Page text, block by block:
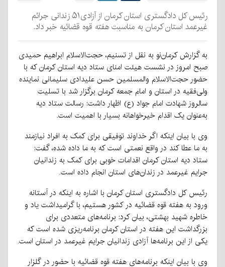
رئیس کل دادگستری استان کرمان از آزادی۵۱ زندانی جرائم
غیرعمد استان کرمان به مناسبت هفته قوه قضائیه خبر داد.
به گزارش کرمان‌نو به نقل از تسنیم، حجت‌الاسلام ابراهیم حمیدی
صبح امروز در نشست هیئت امنای ستاد دیه استان کرمان که با
حضور حجت‌الاسلام والمسلمین حسن علیدادی سلیمانی نماینده
ولی‌فقیه در استان و امام جمعه کرمان برگزار شد با تسلیت
سالروز شهادت امام جواد (ع) اظهار داشت: رسالت ستاد دیه
به‌عنوان یک اقدام خیرخواهانه بسیار با اهمیت است.
وی با بیان اینکه اگر خداوند توفیقی برای کمک به افراد نیازمند
به ما عطا کند در واقع نعمتی است که به ما داده شده، گفت:
ستاد دیه استان کرمان اقدامات خوبی برای کمک به زندانیان
جرایم غیرعمد در زندان‌های استان انجام داده است.
رئیس کل دادگستری استان کرمان با اشاره به اینکه در آستانه
ورود به هفته قوه قضائیه در کشور هستیم، با گرامیداشت یاد و
خاطره شهید بهشتی، بیان کرد: برنامه‌های متعددی برای
بزرگداشت این هفته در استان کرمان برنامه‌ریزی شده است که
یکی از این برنامه‌ها آزادی زندانیان جرایم غیرعمد در استان است.
وی با بیان اینکه برنامه‌های هفته قوه قضائیه با حضور در گلزار